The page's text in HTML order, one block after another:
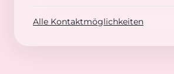
Alle Kontaktmöglichkeiten